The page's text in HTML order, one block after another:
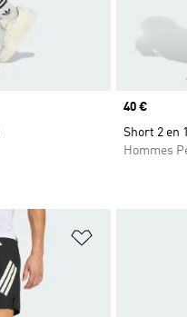
Prix
40 €
Short 2 en
Hommes
Ajouter à la